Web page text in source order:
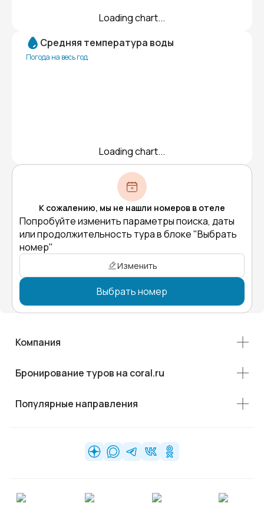
Loading chart...
Средняя температура воды
Погода на весь год
Loading chart...
К сожалению, мы не нашли номеров в отеле
Попробуйте изменить параметры поиска, даты
или продолжительность тура в блоке "Выбрать
номер"
Изменить
Выбрать номер
Компания
Бронирование туров на coral.ru
Популярные направления